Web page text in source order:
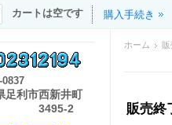
カートは空です 購入手続き
ホーム
販売終
0837
足利市西新井町
2